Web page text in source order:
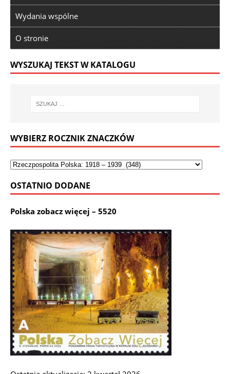
Wydania wspólne
O stronie
WYSZUKAJ TEKST W KATALOGU
WYBIERZ ROCZNIK ZNACZKÓW
OSTATNIO DODANE
Polska zobacz więcej – 5520